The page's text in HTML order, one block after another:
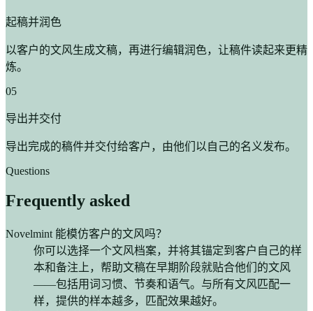
起稿并润色
以客户的文风生成文稿，再进行编辑润色，让稿件读起来更精
炼。
05
导出并交付
导出完成的稿件并交付给客户，由他们以自己的名义发布。
Questions
Frequently asked
Novelmint 能模仿客户的文风吗？
你可以选择一个文风档案，并将其锚定到客户自己的样
本和备注上，帮助文稿在早期阶段就贴合他们的文风
——包括用词习惯、节奏和语气。与所有文风匹配一
样，提供的样本越多，匹配效果越好。